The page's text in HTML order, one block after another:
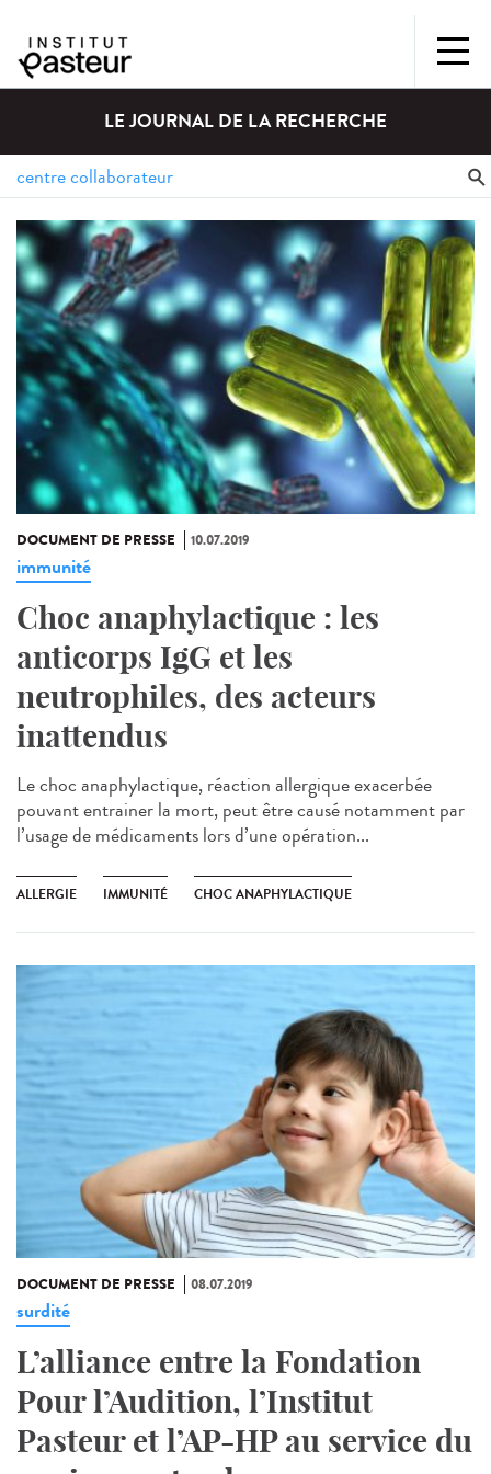
LE JOURNAL DE LA RECHERCHE
DOCUMENT DE PRESSE 10.07.2019
immunité
Choc anaphylactique : les
anticorps IgG et les
neutrophiles, des acteurs
inattendus
Le choc anaphylactique, réaction allergique exacerbée
pouvant entrainer la mort, peut être causé notamment par
l’usage de médicaments lors d’une opération...
ALLERGIE IMMUNITÉ CHOC ANAPHYLACTIQUE
DOCUMENT DE PRESSE 08.07.2019
surdité
L’alliance entre la Fondation
Pour l’Audition, l’Institut
Pasteur et l’AP-HP au service du